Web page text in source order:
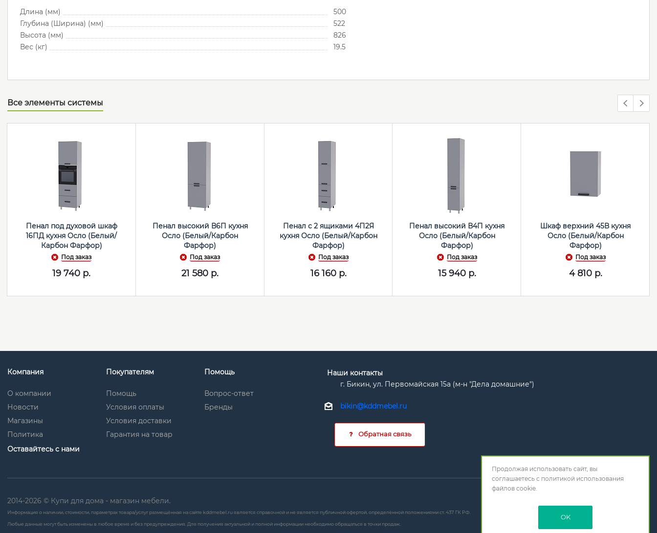
Длина (мм)
500
Глубина (Ширина) (мм)
522
Высота (мм)
826
Вес (кг)
19.5
Все элементы системы
Пенал под духовой шкаф
16ПД кухня Осло (Белый/
Карбон Фарфор)
Под заказ
19 740 р.
Пенал высокий В6П кухня
Осло (Белый/Карбон
Фарфор)
Под заказ
21 580 р.
Пенал с 2 ящиками 4П2Я
кухня Осло (Белый/Карбон
Фарфор)
Под заказ
16 160р.
Пенал высокий В4П кухня
Осло (Белый/Карбон
Фарфор)
Под заказ
15 940р.
Шкаф верхний 45В кухня
Осло (Белый/Карбон
Фарфор)
Под заказ
4 810р.
Компания
О компании
Новости
Магазины
Политика
Покупателям
Помощь
Условия оплаты
Условия доставки
Гарантия на товар
Помощь
Вопрос-ответ
Бренды
Оставайтесь с нами
Наши контакты
г. Бикин, ул. Первомайская 15а (м-н "Дела домашние")
bikin@kddmebel.ru
Обратная связь
2014-2026 © Купи для дома - магазин мебели.
Информация о наличии, стоимости, параметрах товара/услуг размещённая на сайте kddmebel.ru является справочной и не является публичной офертой, определённой положениями ст. 437 ГК РФ.
Любые данные могут быть изменены в любое время и без предупреждения. Для получения актуальной и полной информации необходимо обращаться в точки продаж.
Продолжая использовать сайт, вы
соглашаетесь с политикой использования
файлов cookie.
OK